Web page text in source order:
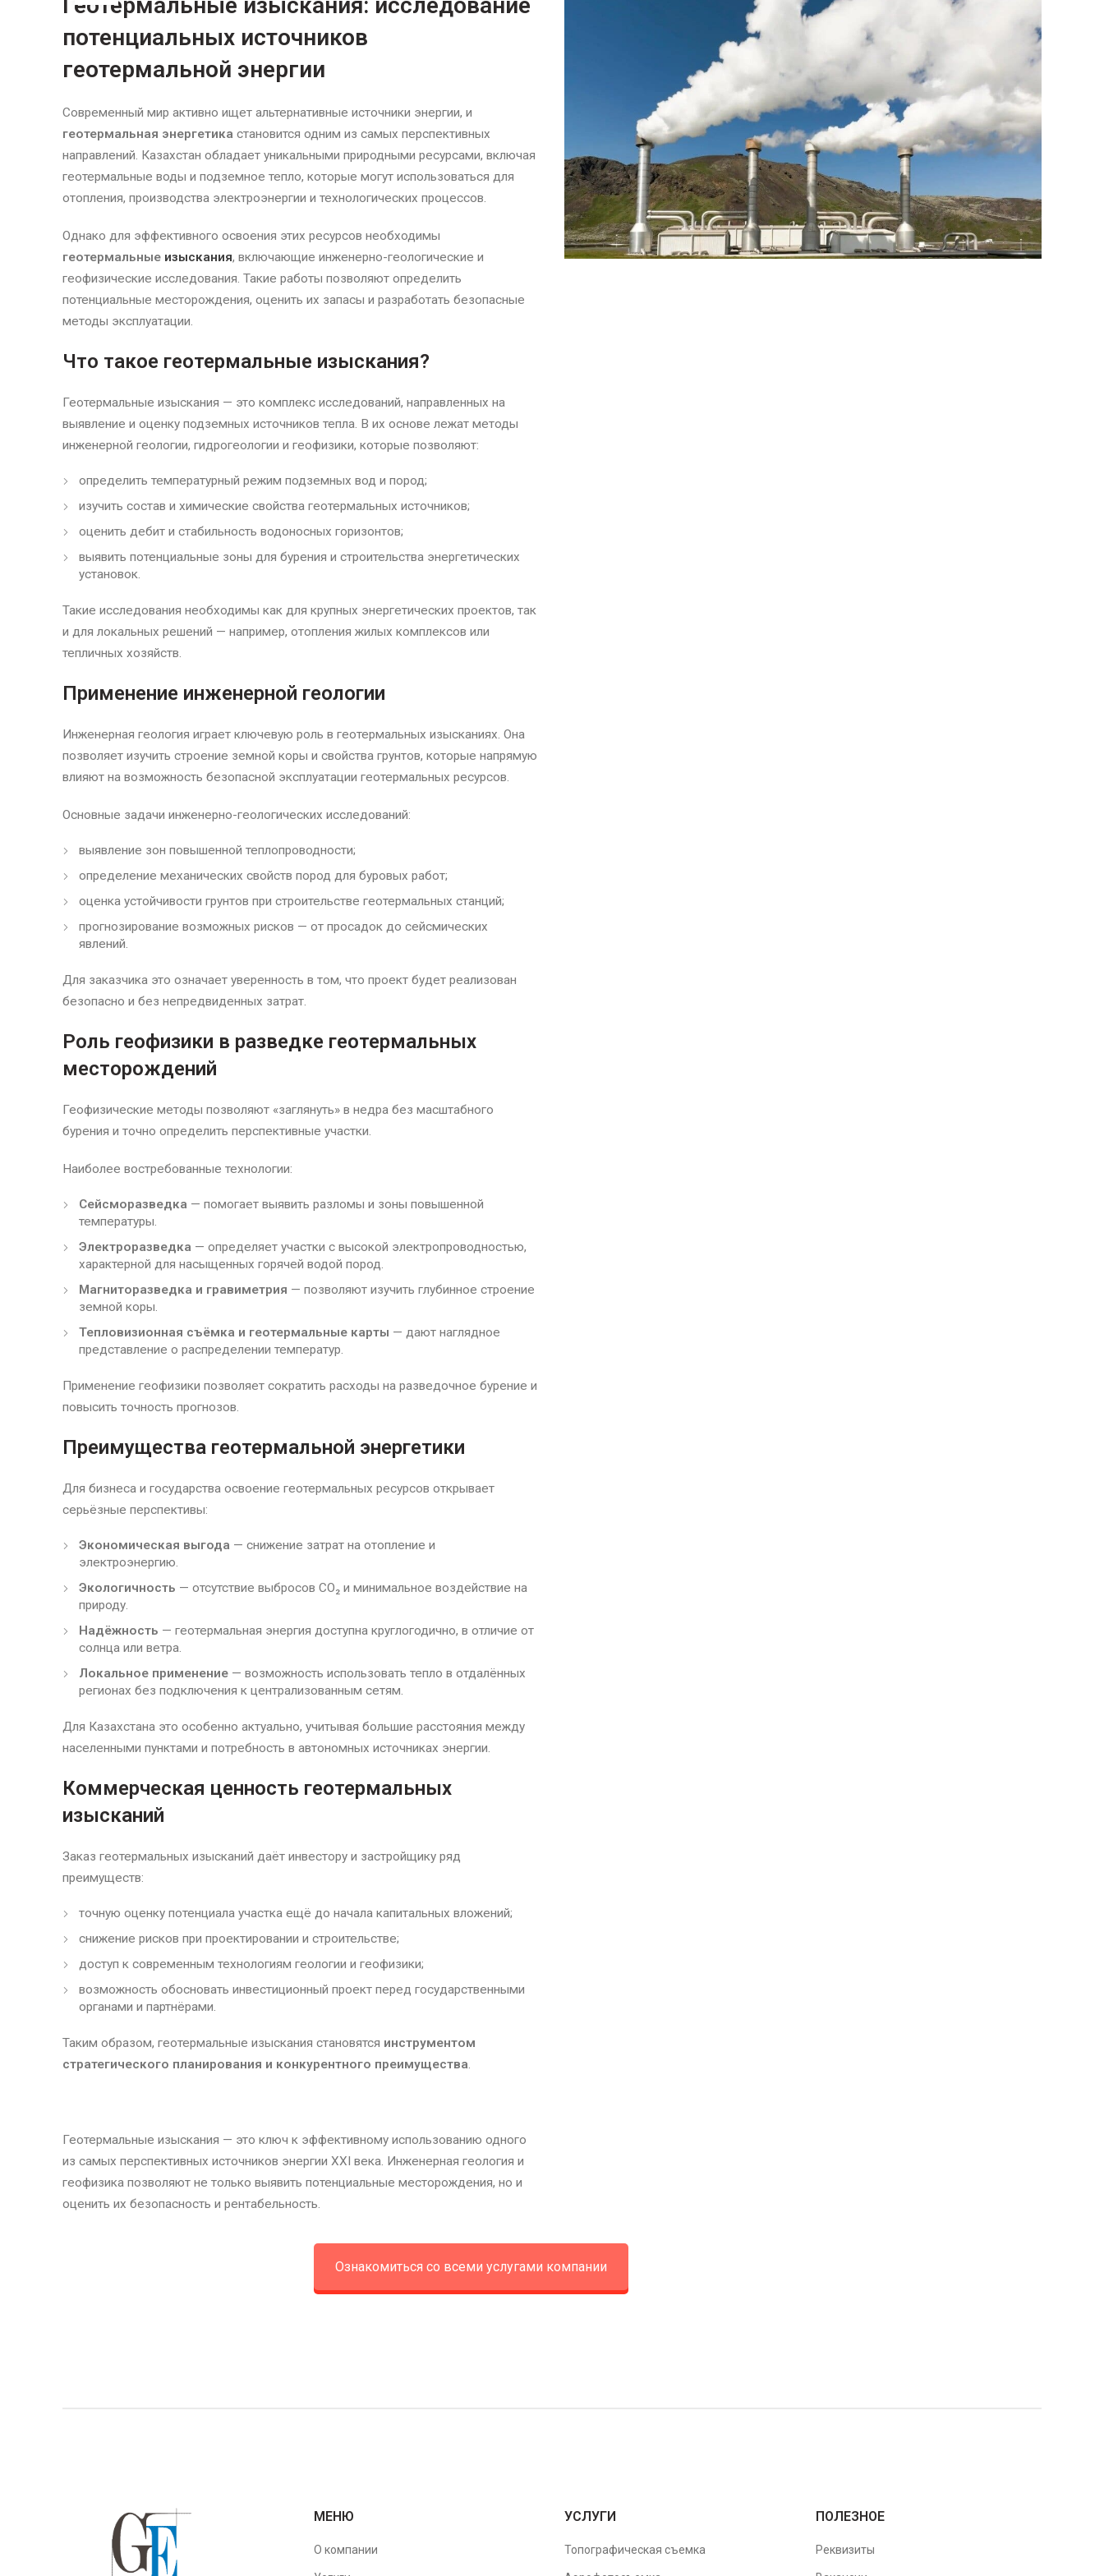
потенциальных источников
геотермальной энергии
Современный мир активно ищет альтернативные источники энергии, и
геотермальная энергетика становится одним из самых перспективных
направлений. Казахстан обладает уникальными природными ресурсами, включая
геотермальные воды и подземное тепло, которые могут использоваться для
отопления, производства электроэнергии и технологических процессов.
Однако для эффективного освоения этих ресурсов необходимы
геотермальные изыскания, включающие инженерно-геологические и
геофизические исследования. Такие работы позволяют определить
потенциальные месторождения, оценить их запасы и разработать безопасные
методы эксплуатации.
Что такое геотермальные изыскания?
Геотермальные изыскания — это комплекс исследований, направленных на
выявление и оценку подземных источников тепла. В их основе лежат методы
инженерной геологии, гидрогеологии и геофизики, которые позволяют:
определить температурный режим подземных вод и пород;
изучить состав и химические свойства геотермальных источников;
оценить дебит и стабильность водоносных горизонтов;
выявить потенциальные зоны для бурения и строительства энергетических
установок.
Такие исследования необходимы как для крупных энергетических проектов, так
и для локальных решений — например, отопления жилых комплексов или
тепличных хозяйств.
Применение инженерной геологии
Инженерная геология играет ключевую роль в геотермальных изысканиях. Она
позволяет изучить строение земной коры и свойства грунтов, которые напрямую
влияют на возможность безопасной эксплуатации геотермальных ресурсов.
Основные задачи инженерно-геологических исследований:
выявление зон повышенной теплопроводности;
определение механических свойств пород для буровых работ;
оценка устойчивости грунтов при строительстве геотермальных станций;
прогнозирование возможных рисков — от просадок до сейсмических
явлений.
Для заказчика это означает уверенность в том, что проект будет реализован
безопасно и без непредвиденных затрат.
Роль геофизики в разведке геотермальных
месторождений
Геофизические методы позволяют «заглянуть» в недра без масштабного
бурения и точно определить перспективные участки.
Наиболее востребованные технологии:
Сейсморазведка — помогает выявить разломы и зоны повышенной
температуры.
Электроразведка — определяет участки с высокой электропроводностью,
характерной для насыщенных горячей водой пород.
Магниторазведка и гравиметрия — позволяют изучить глубинное строение
земной коры.
Тепловизионная съёмка и геотермальные карты — дают наглядное
представление о распределении температур.
Применение геофизики позволяет сократить расходы на разведочное бурение и
повысить точность прогнозов.
Преимущества геотермальной энергетики
Для бизнеса и государства освоение геотермальных ресурсов открывает
серьёзные перспективы:
Экономическая выгода — снижение затрат на отопление и
электроэнергию.
Экологичность — отсутствие выбросов CO₂ и минимальное воздействие на
природу.
Надёжность — геотермальная энергия доступна круглогодично, в отличие от
солнца или ветра.
Локальное применение — возможность использовать тепло в отдалённых
регионах без подключения к централизованным сетям.
Для Казахстана это особенно актуально, учитывая большие расстояния между
населенными пунктами и потребность в автономных источниках энергии.
Коммерческая ценность геотермальных
изысканий
Заказ геотермальных изысканий даёт инвестору и застройщику ряд
преимуществ:
точную оценку потенциала участка ещё до начала капитальных вложений;
снижение рисков при проектировании и строительстве;
доступ к современным технологиям геологии и геофизики;
возможность обосновать инвестиционный проект перед государственными
органами и партнёрами.
Таким образом, геотермальные изыскания становятся инструментом
стратегического планирования и конкурентного преимущества.
Геотермальные изыскания — это ключ к эффективному использованию одного
из самых перспективных источников энергии XXI века. Инженерная геология и
геофизика позволяют не только выявить потенциальные месторождения, но и
оценить их безопасность и рентабельность.
Ознакомиться со всеми услугами компании
МЕНЮ
О компании
УСЛУГИ
Топографическая съемка
ПОЛЕЗНОЕ
Реквизиты